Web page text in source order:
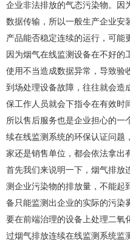
企业非法排放的气态污染物。因
数据传输，所以一般生产企业安
产品能否稳定连续的运行，可能
因为烟气在线监测设备在不好的
使用不当造成数据异常，导致验
到场处理设备故障，往往就会造
保工作人员就会下指令在有效时
所以售后服务也是企业担心的一
续在线监测系统的环保认证问题
家还是销售单位，都会依法拿出
首先我们来说明一下，烟气排放
测企业污染物的排放量，不能起
备只能监测出企业的实际的污染
要在前端治理的设备上处理二氧
过烟气排放连续在线监测系统监